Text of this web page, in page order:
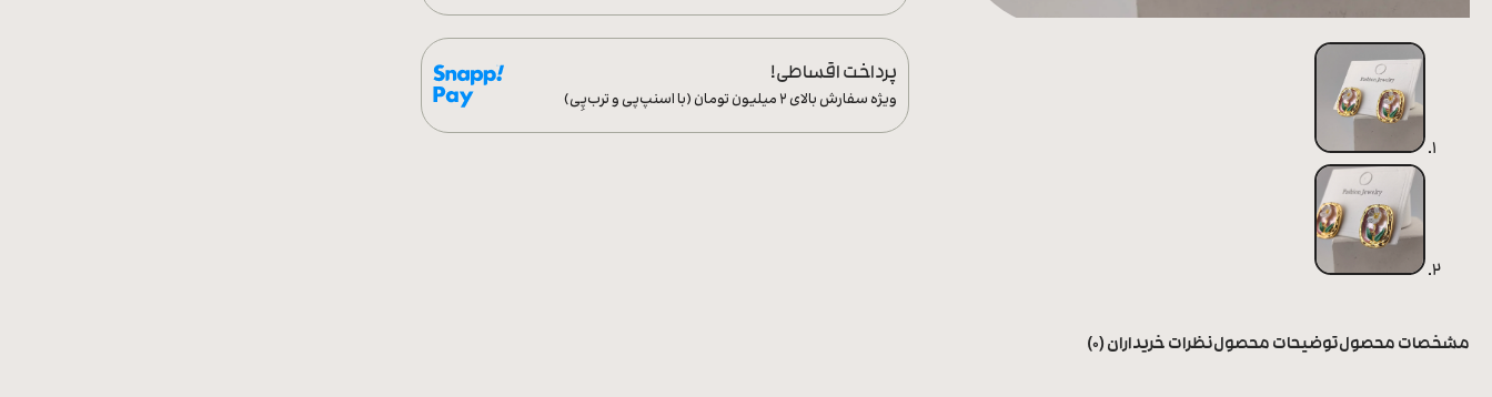
پرداخت اقساطی!
ویژه سفارش‌ بالای ۲ میلیون تومان (با اسنپ‌پی و ترب‌پِی)
مشخصات محصولتوضیحات محصولنظرات خریداران (0)